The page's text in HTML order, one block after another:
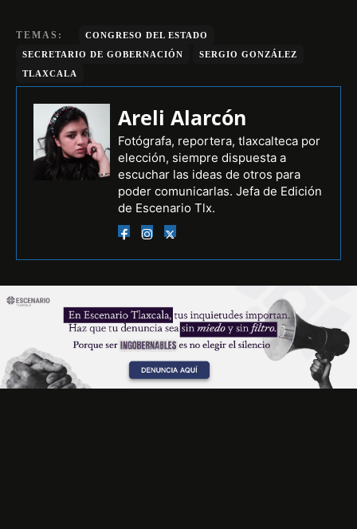
TEMAS:
CONGRESO DEL ESTADO
SECRETARIO DE GOBERNACIÓN
SERGIO GONZÁLEZ
TLAXCALA
Areli Alarcón
Fotógrafa, reportera, tlaxcalteca por
elección, siempre dispuesta a
escuchar las ideas de otros para
poder comunicarlas. Jefa de Edición
de Escenario Tlx.